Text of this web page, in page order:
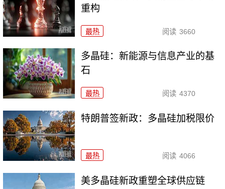
重构
最热 阅读 3660
多晶硅：新能源与信息产业的基
石
最热 阅读 4370
特朗普签新政：多晶硅加税限价
最热 阅读 4066
美多晶硅新政重塑全球供应链